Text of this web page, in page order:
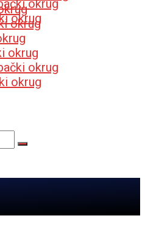
okrug
okrug
okrug
okrug
okrug
okrug